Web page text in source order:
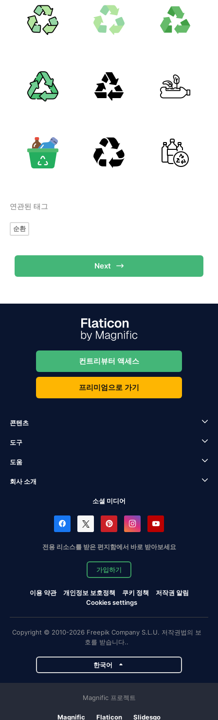
연관된 태그
순환
Next
컨트리뷰터 액세스
프리미엄으로 가기
콘텐츠
도구
도움
회사 소개
소셜 미디어
전용 리소스를 받은 편지함에서 바로 받아보세요
가입하기
이용 약관 개인정보 보호정책 쿠키 정책
저작권 알림
Cookies settings
Copyright © 2010-2026 Freepik Company S.L.U. 저작권법의 보
호를 받습니다..
한국어
Magnific 프로젝트
Magnific Flaticon Slidesgo